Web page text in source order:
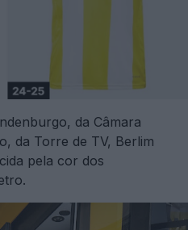
da Câmara
da Torre de TV, Berlim
pela cor dos